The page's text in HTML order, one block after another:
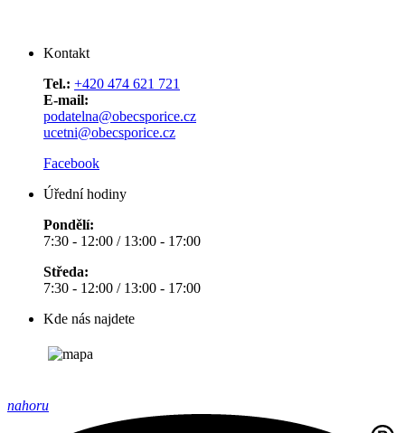
Kontakt
Tel.: +420 474 621 721
E-mail:
podatelna@obecsporice.cz
ucetni@obecsporice.cz
Facebook
Úřední hodiny
Pondělí:
7:30 - 12:00 / 13:00 - 17:00
Středa:
7:30 - 12:00 / 13:00 - 17:00
Kde nás najdete
nahoru